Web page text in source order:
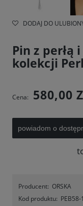
DODAJ DO
Pin z perłą
kolekcji
Cena: 580,00
powiadom o
Producent: ORSKA
Kod produktu: PEB58-1